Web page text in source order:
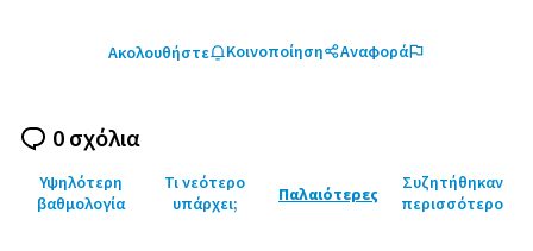
Ακολουθήστε Κοινοποίηση Αναφορά
0 σχόλια
Υψηλότερη
βαθμολογία
Τι νεότερο
υπάρχει;
Παλαιότερες
Συζητήθηκαν
περισσότερο